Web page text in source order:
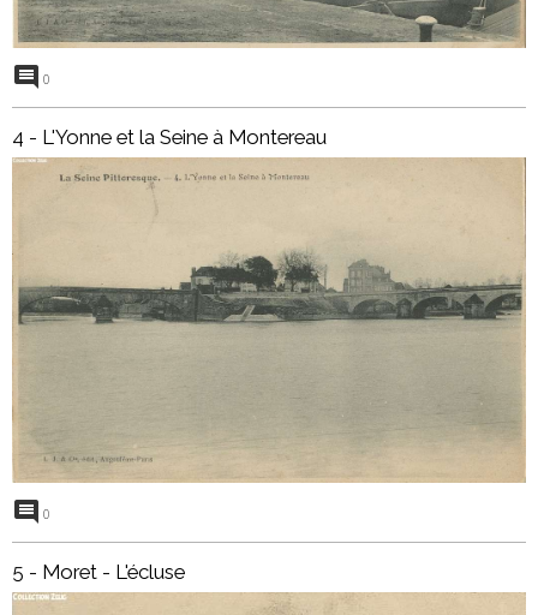
0
4 - L'Yonne et la Seine à Montereau
0
5 - Moret - L'écluse